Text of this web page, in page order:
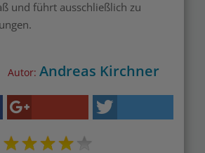
und führt ausschließlich zu
Autor: Andreas Kirchner